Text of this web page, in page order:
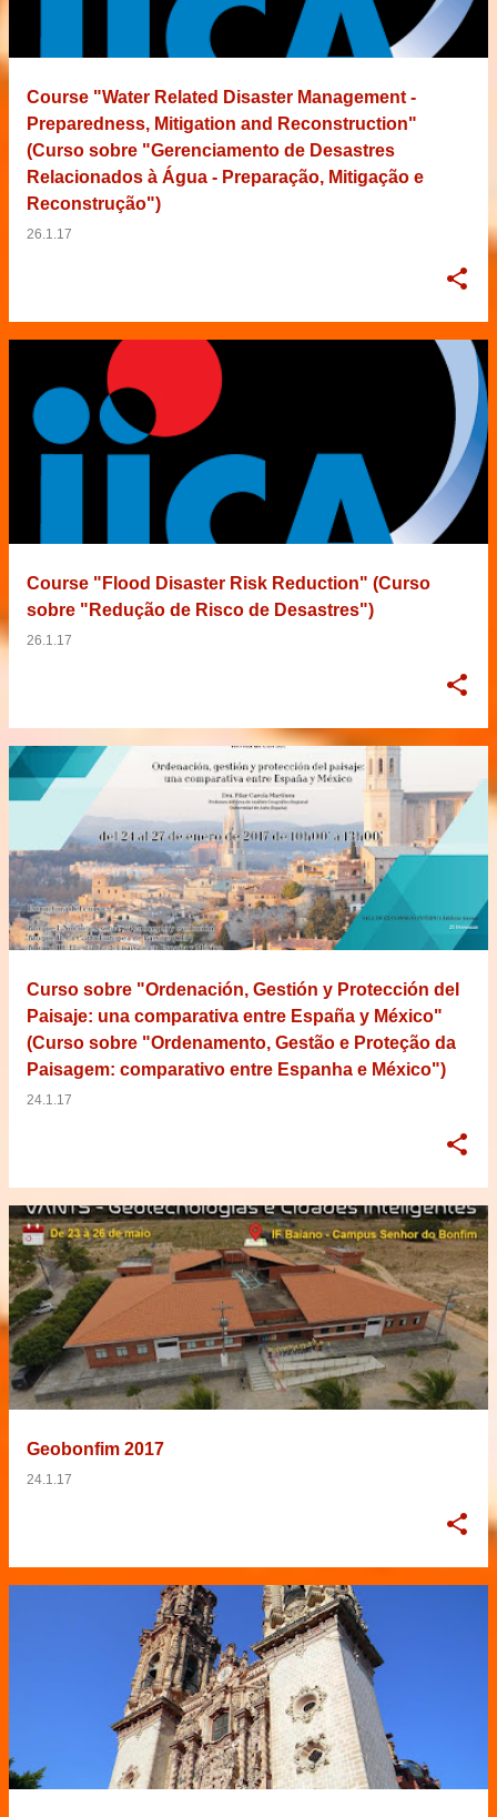
Course "Water Related Disaster Management -
Preparedness, Mitigation and Reconstruction"
(Curso sobre "Gerenciamento de Desastres
Relacionados à Água - Preparação, Mitigação e
Reconstrução")
26.1.17
Course "Flood Disaster Risk Reduction" (Curso
sobre "Redução de Risco de Desastres")
26.1.17
Curso sobre "Ordenación, Gestión y Protección del
Paisaje: una comparativa entre España y México"
(Curso sobre "Ordenamento, Gestão e Proteção da
Paisagem: comparativo entre Espanha e México")
24.1.17
Geobonfim 2017
24.1.17